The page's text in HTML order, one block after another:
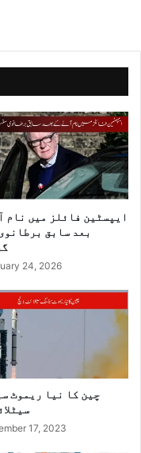
ایپسٹین فائلز میں نام
بعد سابق
24, 2026
چین کا نیا ریموٹ
17, 2023